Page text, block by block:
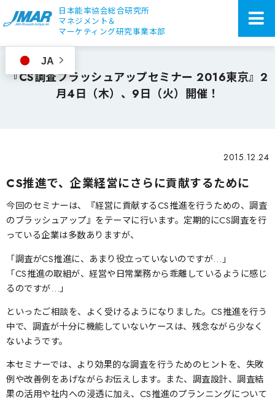
日本能率協会総合研究所
マネジメント＆
マーケティング研究事業本部
『CS調査ブラッシュアップセミナー 2016東京』2
月4日（木）、9日（火）開催！
2015.12.24
CS推進で、企業経営にさらに貢献するために
今回のセミナーは、『経営に貢献するCS推進を行うための、調査
のブラッシュアップ』をテーマに行います。定期的にCS調査を行
っている企業は多数ありますが、
「調査がCS推進に、あまり役立っていないのですが…」
「CS推進の取組が、経営や日常業務から乖離しているように感じ
るのですが…」
といったご相談を、よく受けるようになりました。CS推進を行う
中で、調査が十分に機能していないケースは、残念ながら少なく
ないようです。
本セミナーでは、より効果的な調査を行うためのヒントを、失敗
例や改善例をあげながらお伝えします。また、調査設計、調査結
果の活用や社内への浸透に加え、CS推進のプランニングについて
JA